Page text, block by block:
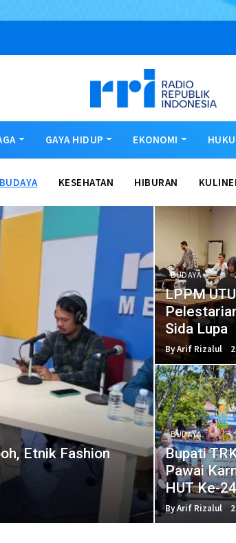
GAYA HIDUP EKONOMI
BUDAYA KESEHATAN HIBURAN
Etnik Fashion
BUDAYA
LPPM
Sida Lupa
By Arif Rizalul
BUDAYA
Bupati
Pawai
HUT Ke-
By Arif Rizalul